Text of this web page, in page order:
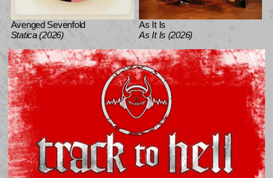
Avenged Sevenfold
Statica (2026)
As It Is
As It Is (2026)